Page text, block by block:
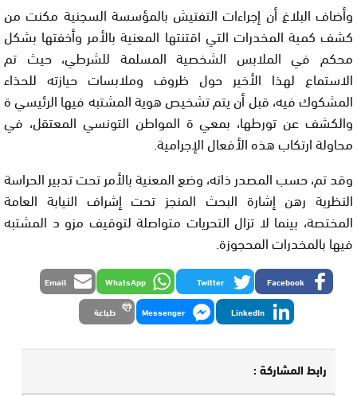
وأضاف البلاغ أن إجراءات التفتيش بالمؤسسة السجنية مكنت من
كشف كمية المخدرات التي اقتنتها المعنية بالأمر وأخفتها بشكل
محكم في الملابس الشخصية المسلمة للشرطي، حيث تم
الاستماع لهذا الأخير حول ظروف وملابسات حيازته للحذاء
المشكوك فيه، قبل أن يتم تشخيص هوية المشتبه فيها الرئيسي ة
والكشف عن تورطها، بمعي ة المواطن التونسي المعتقل، في
محاولة ارتكاب هذه الأفعال الإجرامية.
وقد تم، حسب المصدر ذاته، وضع المعنية بالأمر تحت تدبير الحراسة
النظرية رهن إشارة البحث المنجز تحت إشراف النيابة العامة
المختصة، بينما لا تزال التحريات متواصلة لتوقيف مزو د المشتبه
فيها بالمخدرات المحجوزة.
Facebook
Twitter
WhatsApp
Email
LinkedIn
Messenger طباعة
رابط المشاركة :